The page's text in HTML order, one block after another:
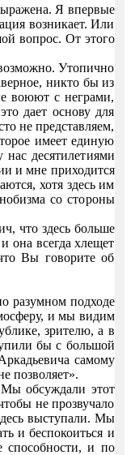
Я впервые
возникает. Или
вопрос. От этого
Утопично
никто бы из
воюют с неграми,
дает основу для
не представляем,
имеет единую
десятилетиями
и мне приходится
хотя здесь им
со стороны
что здесь больше
она всегда хлещет
Вы говорите об
разумном подходе
и мы видим
зрителю, а в
бы с большой
самому
позволяет».
Мы обсуждали этот
не прозвучало
выступали. Мы
и беспокоиться и
способности, и по